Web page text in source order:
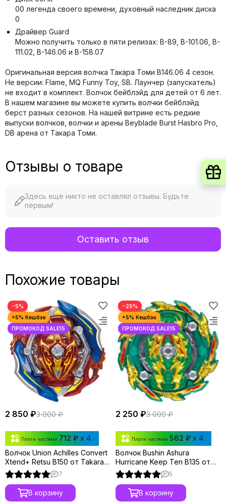
00 легенда своего времени, духовный наследник диска
0
Драйвер Guard
Можно получить только в пяти релизах: B-89, B-101.06, B-
111.02, B-146.06 и B-158.07
Оригинальная версия волчка Такара Томи B146.06 4 сезон.
Не версии: Flame, MQ Funny Toy, SB. Лаунчер (запускатель)
не входит в комплект. Волчок бейблэйд для детей от 6 лет.
В нашем магазине вы можете купить волчки бейблэйд
берст разных сезонов. На нашей витрине есть редкие
выпуски волчков, волчки и арены Beyblade Burst Hasbro Pro,
DB арена от Такара Томи.
Отзывы о товаре
Здесь еще никто не оставлял отзывы. Будьте
первым!
Оставить отзыв
Похожие товары
−5%
2 850 ₽3 000 ₽
Плати частями 712 ₽ x 4
Волчок Union Achilles Convert
Xtend+ Retsu B150 от Takara
Tomy
7
В корзину
−25%
2 250 ₽3 000 ₽
Плати частями 562 ₽ x 4
Волчок Bushin Ashura
Hurricane Keep Ten B135 от
Takara Tomy
5
В корзину